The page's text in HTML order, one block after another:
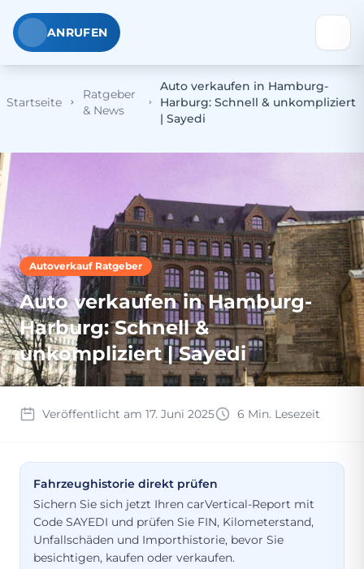
ANRUFEN
Startseite
Ratgeber
& News
Auto verkaufen in Hamburg-
Harburg: Schnell & unkompliziert
| Sayedi
Autoverkauf Ratgeber
Auto verkaufen in Hamburg-
Harburg: Schnell &
unkompliziert | Sayedi
Veröffentlicht am 17. Juni 2025 6 Min. Lesezeit
Fahrzeughistorie direkt prüfen
Sichern Sie sich jetzt Ihren carVertical-Report mit
Code SAYEDI und prüfen Sie FIN, Kilometerstand,
Unfallschäden und Importhistorie, bevor Sie
besichtigen, kaufen oder verkaufen.